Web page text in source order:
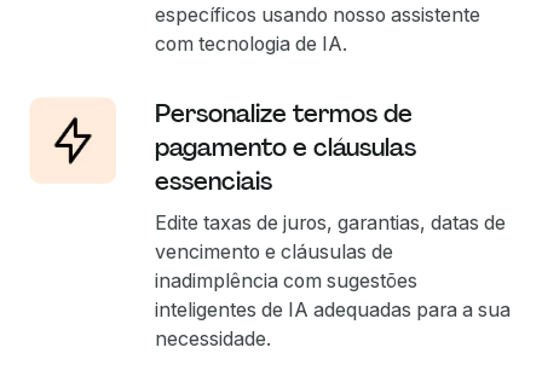
específicos usando nosso assistente
com tecnologia de IA.
Personalize termos de
pagamento e cláusulas
essenciais
Edite taxas de juros, garantias, datas de
vencimento e cláusulas de
inadimplência com sugestões
inteligentes de IA adequadas para a sua
necessidade.